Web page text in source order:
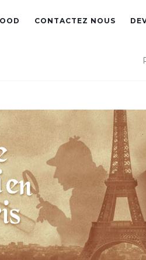
CONTACTEZ NOUS